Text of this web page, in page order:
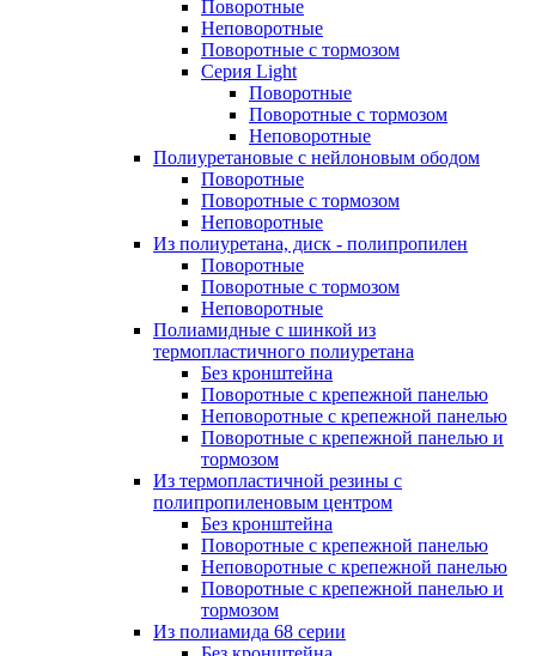
Поворотные
Неповоротные
Поворотные с тормозом
Серия Light
Поворотные
Поворотные с тормозом
Неповоротные
Полиуретановые с нейлоновым ободом
Поворотные
Поворотные с тормозом
Неповоротные
Из полиуретана, диск - полипропилен
Поворотные
Поворотные с тормозом
Неповоротные
Полиамидные с шинкой из
термопластичного полиуретана
Без кронштейна
Поворотные с крепежной панелью
Неповоротные с крепежной панелью
Поворотные с крепежной панелью и
тормозом
Из термопластичной резины с
полипропиленовым центром
Без кронштейна
Поворотные с крепежной панелью
Неповоротные с крепежной панелью
Поворотные с крепежной панелью и
тормозом
Из полиамида 68 серии